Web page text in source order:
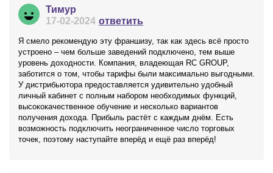
Тимур
17-02-2024 ответить
Я смело рекомендую эту франшизу, так как здесь всё просто
устроено – чем больше заведений подключено, тем выше
уровень доходности. Компания, владеющая RC GROUP,
заботится о том, чтобы тарифы были максимально выгодными.
У дистрибьютора предоставляется удивительно удобный
личный кабинет с полным набором необходимых функций,
высококачественное обучение и несколько вариантов
получения дохода. Прибыль растёт с каждым днём. Есть
возможность подключить неограниченное число торговых
точек, поэтому наступайте вперёд и ещё раз вперёд!